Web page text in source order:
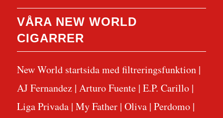
VÅRA NEW WORLD
CIGARRER
New World startsida med filtreringsfunktion|
AJ Fernandez| Arturo Fuente| E.P. Carillo|
Liga Privada| My Father| Oliva| Perdomo|